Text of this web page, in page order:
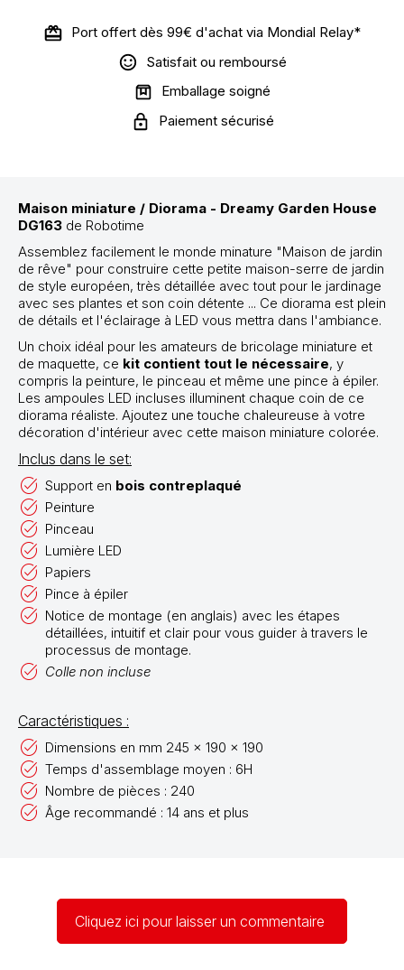
Port offert dès 99€ d'achat via Mondial Relay*
Satisfait ou remboursé
Emballage soigné
Paiement sécurisé
Maison miniature / Diorama - Dreamy Garden House
DG163 de Robotime
Assemblez facilement le monde minature "Maison de jardin
de rêve" pour construire cette petite maison-serre de jardin
de style européen, très détaillée avec tout pour le jardinage
avec ses plantes et son coin détente ... Ce diorama est plein
de détails et l'éclairage à LED vous mettra dans l'ambiance.
Un choix idéal pour les amateurs de bricolage miniature et
de maquette, ce kit contient tout le nécessaire, y
compris la peinture, le pinceau et même une pince à épiler.
Les ampoules LED incluses illuminent chaque coin de ce
diorama réaliste. Ajoutez une touche chaleureuse à votre
décoration d'intérieur avec cette maison miniature colorée.
Inclus dans le set:
Support en bois contreplaqué
Peinture
Pinceau
Lumière LED
Papiers
Pince à épiler
Notice de montage (en anglais) avec les étapes
détaillées, intuitif et clair pour vous guider à travers le
processus de montage.
Colle non incluse
Caractéristiques :
Dimensions en mm 245 x 190 x 190
Temps d'assemblage moyen : 6H
Nombre de pièces : 240
Âge recommandé : 14 ans et plus
Cliquez ici pour laisser un commentaire